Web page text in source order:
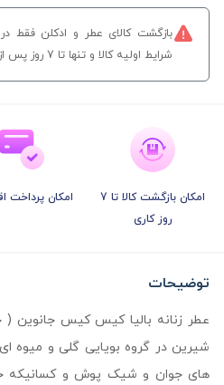
بازگشت کالای عطر و ادکلن فقط
شرایط اولیه کالا و تنها تا 7 روز پس از تحویل امکان‌پذیر است!
امکان بازگشت کالا تا 7
روز کاری
امکان پرداخت
توضیحات
عطر زنانه بالیا کیس کیس جانوین (
شیرین در گروه بویایی گلی و
های جوان و شیک پوش و کسانیکه